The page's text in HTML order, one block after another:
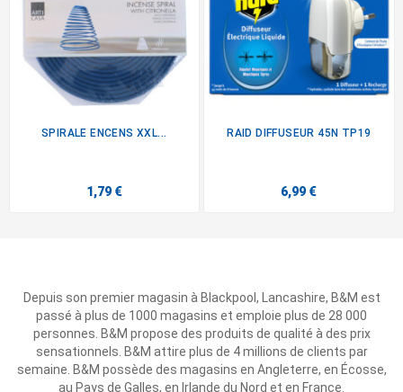
SPIRALE ENCENS XXL...
1,79 €
RAID DIFFUSEUR 45N TP19
6,99 €
Depuis son premier magasin à Blackpool, Lancashire, B&M est
passé à plus de 1000 magasins et emploie plus de 28 000
personnes. B&M propose des produits de qualité à des prix
sensationnels. B&M attire plus de 4 millions de clients par
semaine. B&M possède des magasins en Angleterre, en Écosse,
au Pays de Galles, en Irlande du Nord et en France.